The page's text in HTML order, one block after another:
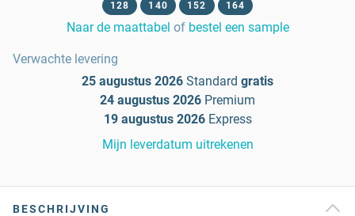
128 140 152 164
Naar de maattabel of bestel een sample
Verwachte levering
25 augustus 2026 Standard gratis
24 augustus 2026 Premium
19 augustus 2026 Express
Mijn leverdatum uitrekenen
BESCHRIJVING